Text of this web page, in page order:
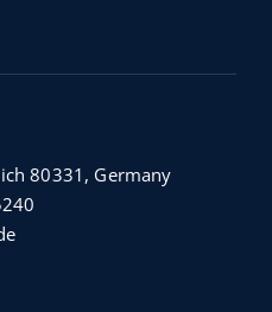
80331, Germany